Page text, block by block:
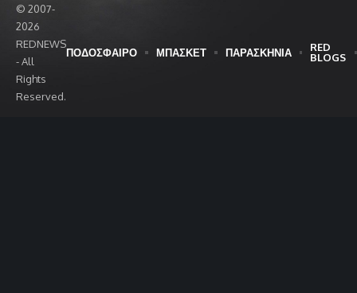
© 2007-
2026
REDNEWS
- All
Rights
Reserved.
ΠΟΔΟΣΦΑΙΡΟ ΜΠΑΣΚΕΤ ΠΑΡΑΣΚΗΝΙΑ
RED
BLOGS